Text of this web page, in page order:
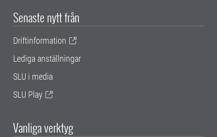
Senaste nytt från
Driftinformation
Lediga anställningar
SLU i media
SLU Play
Vanliga verktyg